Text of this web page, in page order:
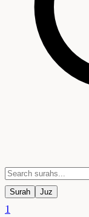
Surah Juz
1